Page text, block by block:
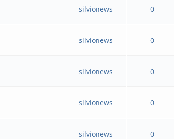
silvionews 0
silvionews 0
silvionews 0
silvionews 0
silvionews 0